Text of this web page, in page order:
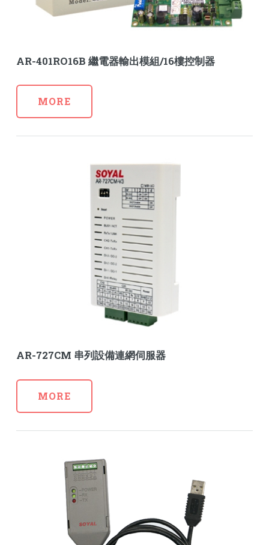
AR-401RO16B 繼電器輸出模組/16樓控制器
MORE
AR-727CM 串列設備連網伺服器
MORE